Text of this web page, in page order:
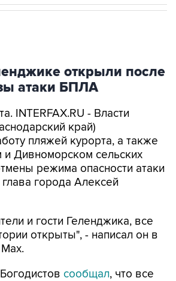
открыли после
атаки БПЛА
INTERFAX.RU - Власти
край)
пляжей курорта, а также
и Дивноморском сельских
режима опасности атаки
города Алексей
и гости Геленджика, все
открыты", - написал он в
сообщал, что все